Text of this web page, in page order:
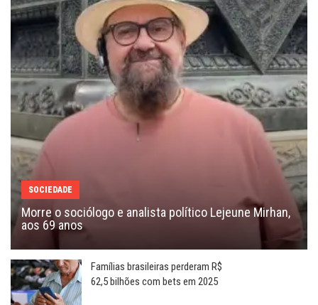
SOCIEDADE
Morre o sociólogo e analista político Lejeune Mirhan,
aos 69 anos
Famílias brasileiras perderam R$
62,5 bilhões com bets em 2025